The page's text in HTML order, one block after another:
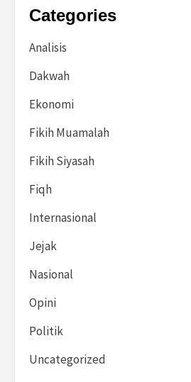
Categories
Analisis
Dakwah
Ekonomi
Fikih Muamalah
Fikih Siyasah
Fiqh
Internasional
Jejak
Nasional
Opini
Politik
Uncategorized